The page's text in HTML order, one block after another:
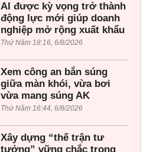
AI được kỳ vọng trở thành
động lực mới giúp doanh
nghiệp mở rộng xuất khẩu
Thứ Năm 18:16, 6/8/2026
Xem công an bắn súng
giữa màn khói, vừa bơi
vừa mang súng AK
Thứ Năm 16:44, 6/8/2026
Xây dựng “thế trận tư
tưởng” vững chắc trong